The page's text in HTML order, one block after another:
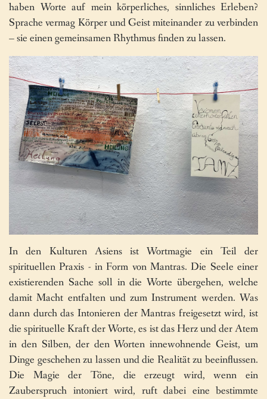
haben Worte auf mein körperliches, sinnliches Erleben?
Sprache vermag Körper und Geist miteinander zu verbinden
– sie einen gemeinsamen Rhythmus finden zu lassen.
In den Kulturen Asiens ist Wortmagie ein Teil der
spirituellen Praxis - in Form von Mantras. Die Seele einer
existierenden Sache soll in die Worte übergehen, welche
damit Macht entfalten und zum Instrument werden. Was
dann durch das Intonieren der Mantras freigesetzt wird, ist
die spirituelle Kraft der Worte, es ist das Herz und der Atem
in den Silben, der den Worten innewohnende Geist, um
Dinge geschehen zu lassen und die Realität zu beeinflussen.
Die Magie der Töne, die erzeugt wird, wenn ein
Zauberspruch intoniert wird, ruft dabei eine bestimmte